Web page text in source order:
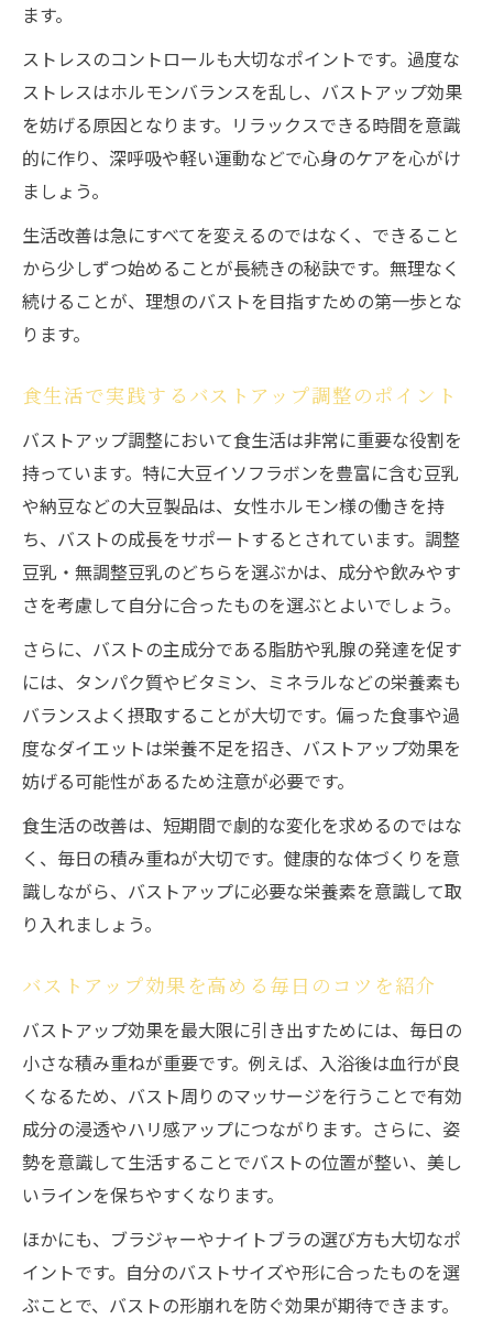
ます。
ストレスのコントロールも大切なポイントです。過度な
ストレスはホルモンバランスを乱し、バストアップ効果
を妨げる原因となります。リラックスできる時間を意識
的に作り、深呼吸や軽い運動などで心身のケアを心がけ
ましょう。
生活改善は急にすべてを変えるのではなく、できること
から少しずつ始めることが長続きの秘訣です。無理なく
続けることが、理想のバストを目指すための第一歩とな
ります。
食生活で実践するバストアップ調整のポイント
バストアップ調整において食生活は非常に重要な役割を
持っています。特に大豆イソフラボンを豊富に含む豆乳
や納豆などの大豆製品は、女性ホルモン様の働きを持
ち、バストの成長をサポートするとされています。調整
豆乳・無調整豆乳のどちらを選ぶかは、成分や飲みやす
さを考慮して自分に合ったものを選ぶとよいでしょう。
さらに、バストの主成分である脂肪や乳腺の発達を促す
には、タンパク質やビタミン、ミネラルなどの栄養素も
バランスよく摂取することが大切です。偏った食事や過
度なダイエットは栄養不足を招き、バストアップ効果を
妨げる可能性があるため注意が必要です。
食生活の改善は、短期間で劇的な変化を求めるのではな
く、毎日の積み重ねが大切です。健康的な体づくりを意
識しながら、バストアップに必要な栄養素を意識して取
り入れましょう。
バストアップ効果を高める毎日のコツを紹介
バストアップ効果を最大限に引き出すためには、毎日の
小さな積み重ねが重要です。例えば、入浴後は血行が良
くなるため、バスト周りのマッサージを行うことで有効
成分の浸透やハリ感アップにつながります。さらに、姿
勢を意識して生活することでバストの位置が整い、美し
いラインを保ちやすくなります。
ほかにも、ブラジャーやナイトブラの選び方も大切なポ
イントです。自分のバストサイズや形に合ったものを選
ぶことで、バストの形崩れを防ぐ効果が期待できます。